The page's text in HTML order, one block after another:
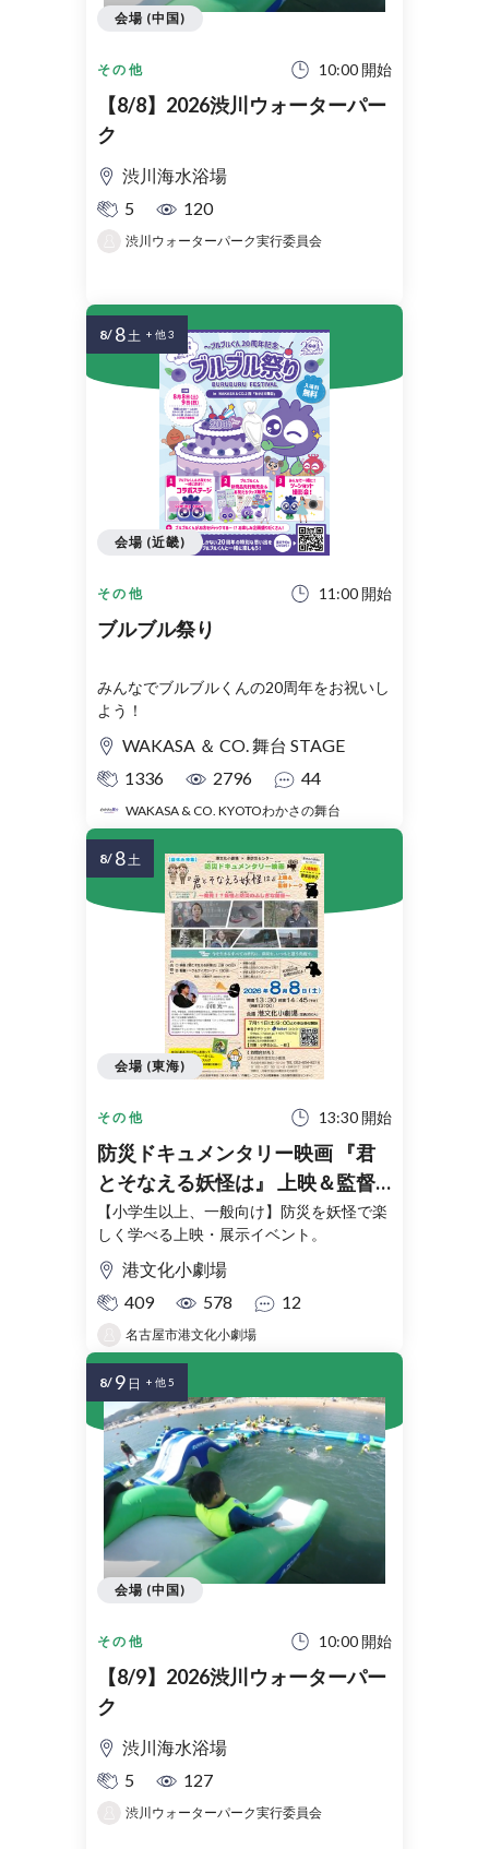
その他 10:00 開始
【8/8】2026渋川ウォーターパー
ク
渋川海水浴場
5
120
渋川ウォーターパーク実行委員会
会場 (中国)
その他 11:00 開始
ブルブル祭り
みんなでブルブルくんの20周年をお祝いし
よう！
WAKASA ＆ CO. 舞台 STAGE
1336
2796 44
WAKASA & CO. KYOTOわかさの舞台
会場 (近畿)
8/ 8土 + 他 3
その他 13:30 開始
防災ドキュメンタリー映画 『君
とそなえる妖怪は』 上映＆監督
トーク ～発見!? 妖怪と防災のふ
しぎな関係～
【小学生以上、一般向け】防災を妖怪で楽
しく学べる上映・展示イベント。
港文化小劇場
409
578 12
名古屋市港文化小劇場
会場 (東海)
8/ 8土
その他 10:00 開始
【8/9】2026渋川ウォーターパー
ク
渋川海水浴場
5
127
渋川ウォーターパーク実行委員会
会場 (中国)
8/ 9 日 + 他 5